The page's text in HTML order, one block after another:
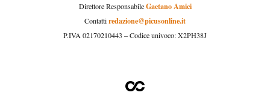
Direttore ResponsabileGaetano Amici
Contattiredazione@picusonline.it
P.IVA 02170210443 – Codice univoco: X2PH38J